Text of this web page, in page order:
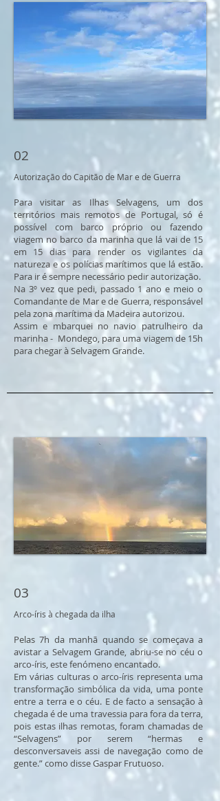
02
Autorização do Capitão de Mar e de Guerra
Para visitar as Ilhas Selvagens, um dos
territórios mais remotos de Portugal, só é
possível com barco próprio ou fazendo
viagem no barco da marinha que lá vai de 15
em 15 dias para render os vigilantes da
natureza e os polícias marítimos que lá estão.
Para ir é sempre necessário pedir autorização.
Na 3º vez que pedi, passado 1 ano e meio o
Comandante de Mar e de Guerra, responsável
pela zona marítima da Madeira autorizou.
Assim e mbarquei no navio patrulheiro da
marinha - Mondego, para uma viagem de 15h
para chegar à Selvagem Grande.
03
Arco-íris à chegada da ilha
Pelas 7h da manhã quando se começava a
avistar a Selvagem Grande, abriu-se no céu o
arco-íris, este fenómeno encantado.
Em várias culturas o arco-íris representa uma
transformação simbólica da vida, uma ponte
entre a terra e o céu. E de facto a sensação à
chegada é de uma travessia para fora da terra,
pois estas ilhas remotas, foram chamadas de
“Selvagens” por serem “hermas e
desconversaveis assi de navegação como de
gente.” como disse Gaspar Frutuoso.